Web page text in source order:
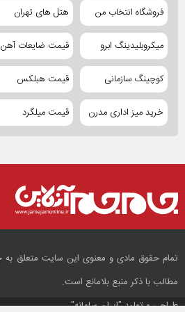
فروشگاه انتخاب من هتل های تهران
میکروبلیدینگ ابرو قیمت ضایعات آهن
کوچینگ سازمانی قیمت هبلکس
خرید میز اداری مدرن قیمت میلگرد
تمام حقوق مادی و معنوی این سایت متعلق به
مطالب با ذکر منبع بلامانع است.
طراحی و تولید"ایران سامانه"